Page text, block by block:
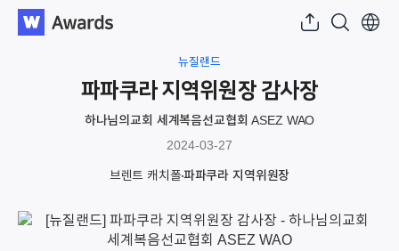
뉴질랜드
파파쿠라 지역위원장 감사장
하나님의교회 세계복음선교협회 ASEZ WAO
2024-03-27
브렌트 캐치폴파파쿠라 지역위원장